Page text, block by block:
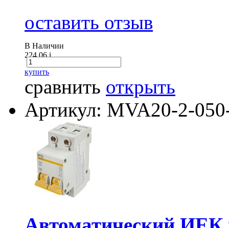
оставить отзыв
В Наличии
224.06i
купить
сравнить открыть
Артикул: MVA20-2-